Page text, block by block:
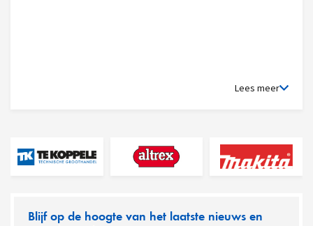
Lees meer
Blijf op de hoogte van het laatste nieuws en